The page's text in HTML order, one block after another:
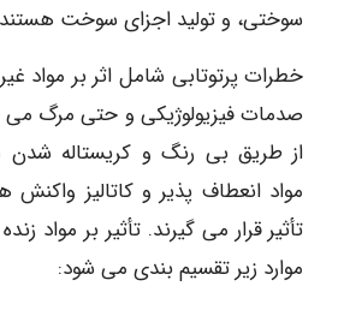
سوختی، و تولید اجزای سوخت هستند
خطرات پرتوتابی شامل اثر بر مواد
صدمات فیزیولوژیکی و حتی مرگ می
از طریق بی رنگ و کریستاله شدن
مواد انعطاف پذیر و کاتالیز
تأثیر قرار می گیرند. تأثیر بر مواد
موارد زیر تقسیم بندی می شود: